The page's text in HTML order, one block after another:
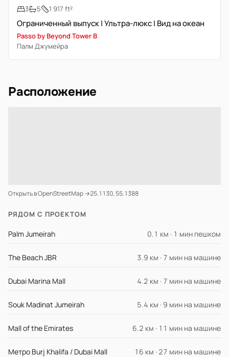
3 5 1 917 ft²
Ограниченный выпуск | Ультра-люкс | Вид на океан
Passo by Beyond Tower B
Палм Джумейра
Расположение
Открыть в OpenStreetMap →25.1130, 55.1388
РЯДОМ С ПРОЕКТОМ
Palm Jumeirah 0.1 км · 1 мин пешком
The Beach JBR 3.9 км · 7 мин на машине
Dubai Marina Mall 4.2 км · 7 мин на машине
Souk Madinat Jumeirah 5.4 км · 9 мин на машине
Mall of the Emirates 6.2 км · 11 мин на машине
Метро Burj Khalifa / Dubai Mall 16 км · 27 мин на машине